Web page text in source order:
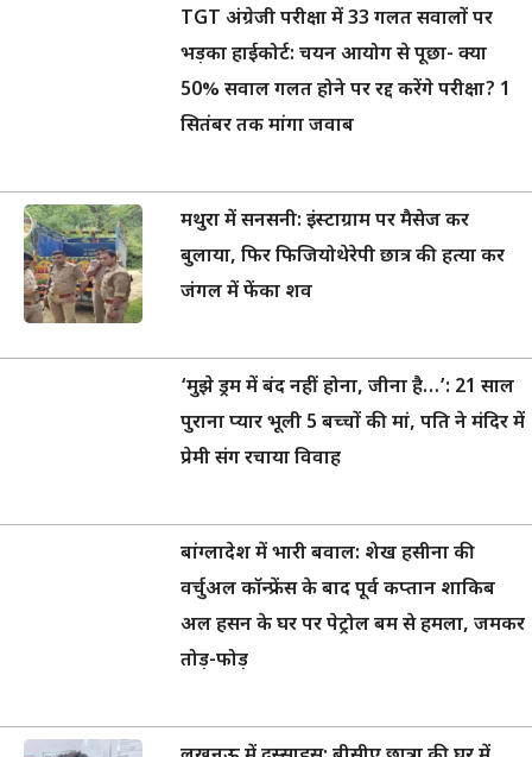
TGT अंग्रेजी परीक्षा में 33 गलत सवालों पर
भड़का हाईकोर्ट: चयन आयोग से पूछा- क्या
50% सवाल गलत होने पर रद्द करेंगे परीक्षा? 1
सितंबर तक मांगा जवाब
मथुरा में सनसनी: इंस्टाग्राम पर मैसेज कर
बुलाया, फिर फिजियोथेरेपी छात्र की हत्या कर
जंगल में फेंका शव
‘मुझे ड्रम में बंद नहीं होना, जीना है…’: 21 साल
पुराना प्यार भूली 5 बच्चों की मां, पति ने मंदिर में
प्रेमी संग रचाया विवाह
बांग्लादेश में भारी बवाल: शेख हसीना की
वर्चुअल कॉन्फ्रेंस के बाद पूर्व कप्तान शाकिब
अल हसन के घर पर पेट्रोल बम से हमला, जमकर
तोड़-फोड़